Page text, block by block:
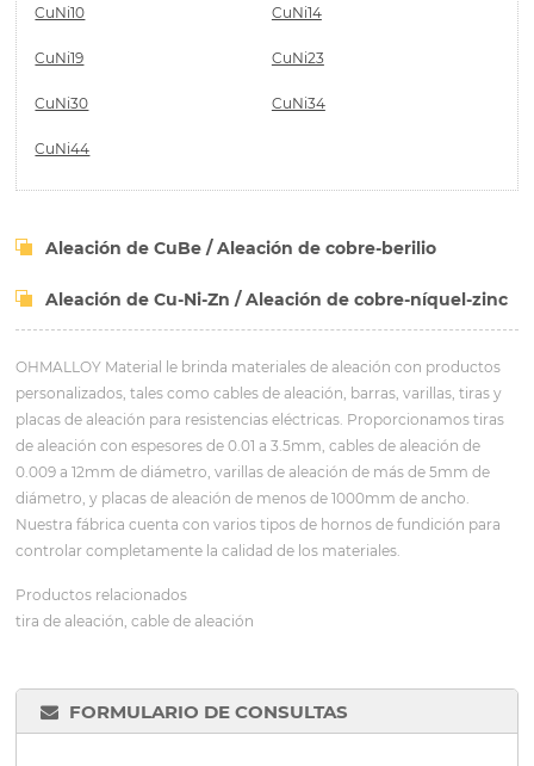
CuNi10 CuNi14
CuNi19 CuNi23
CuNi30 CuNi34
CuNi44
Aleación de CuBe / Aleación de cobre-berilio
Aleación de Cu-Ni-Zn / Aleación de cobre-níquel-zinc
OHMALLOY Material le brinda materiales de aleación con productos
personalizados, tales como cables de aleación, barras, varillas, tiras y
placas de aleación para resistencias eléctricas. Proporcionamos tiras
de aleación con espesores de 0.01 a 3.5mm, cables de aleación de
0.009 a 12mm de diámetro, varillas de aleación de más de 5mm de
diámetro, y placas de aleación de menos de 1000mm de ancho.
Nuestra fábrica cuenta con varios tipos de hornos de fundición para
controlar completamente la calidad de los materiales.
Productos relacionados
tira de aleación, cable de aleación
FORMULARIO DE CONSULTAS